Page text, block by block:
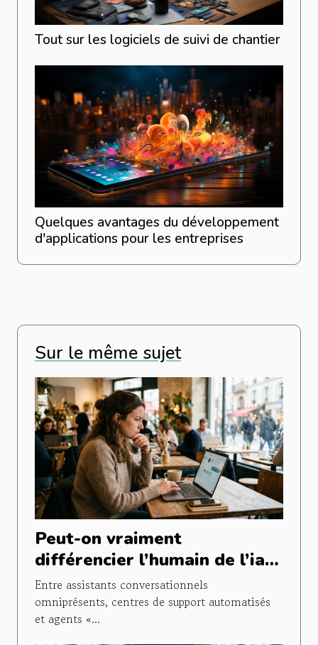
Tout sur les logiciels de suivi de chantier
Quelques avantages du développement
d'applications pour les entreprises
Sur le même sujet
Peut-on vraiment
différencier l’humain de l’ia
lors d’un chat en ligne ?
Entre assistants conversationnels
omniprésents, centres de support automatisés
et agents «...